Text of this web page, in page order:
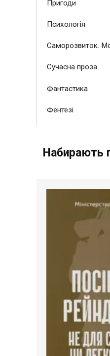
Пригоди
Психологія
Саморозвиток.
Сучасна проза
Фантастика
Фентезі
Набирають